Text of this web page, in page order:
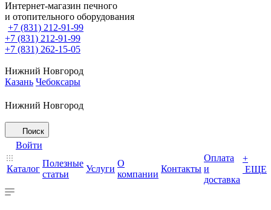
Интернет-магазин печного
и отопительного оборудования
+7 (831) 212-91-99
+7 (831) 212-91-99
+7 (831) 262-15-05
Нижний Новгород
Казань Чебоксары
Нижний Новгород
Поиск
Войти
Каталог
Полезные
статьи
Услуги
О
компании
Контакты
Оплата
и
доставка
+
ЕЩЕ